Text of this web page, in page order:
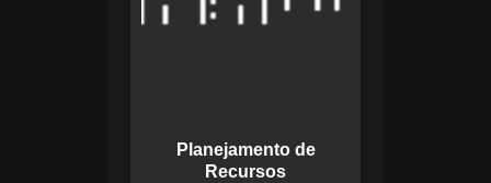
Planejamento de
Recursos
garante o uso
promovendo